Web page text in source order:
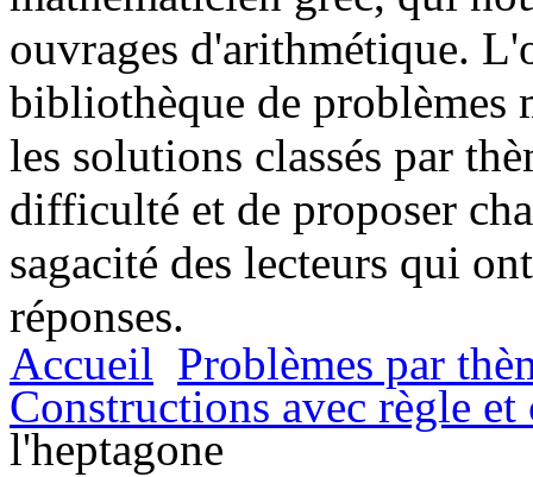
ouvrages d'arithmétique.
bibliothèque de problèmes
les solutions classés par
difficulté et de proposer
sagacité des lecteurs qui
réponses.
Accueil Problèmes par
Constructions avec règle et
l'heptagone